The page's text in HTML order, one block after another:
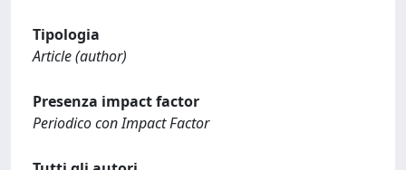
Tipologia
Article (author)
Presenza impact factor
Periodico con Impact Factor